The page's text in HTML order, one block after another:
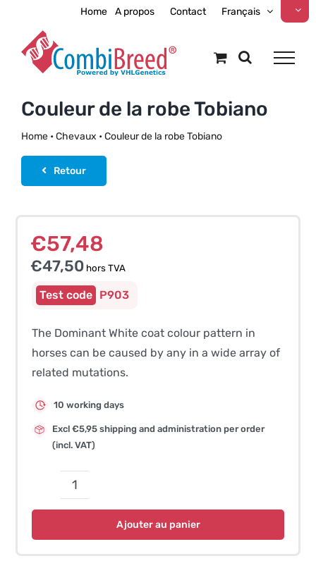
content
Home A propos Contact Français
Couleur de la robe Tobiano
Home• Chevaux • Couleur de la robe Tobiano
Retour
€57,48
€47,50hors TVA
P903
The Dominant White coat colour pattern in
horses can be caused by any in a wide array of
related mutations.
10 working days
Excl €5,95 shipping and administration per order
(incl. VAT)
quantité
de
Ajouter au panier